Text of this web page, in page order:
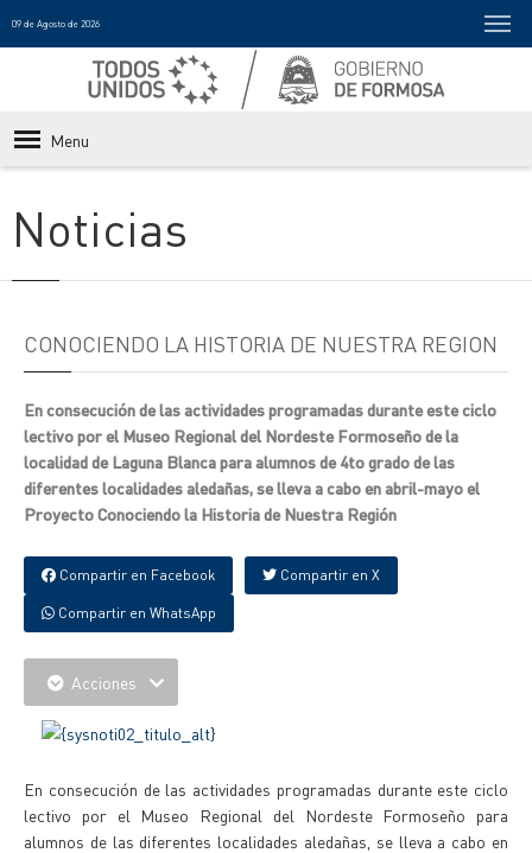
09 de Agosto de 2026
Menu
Noticias
CONOCIENDO LA HISTORIA DE NUESTRA REGION
En consecución de las actividades programadas durante este ciclo
lectivo por el Museo Regional del Nordeste Formoseño de la
localidad de Laguna Blanca para alumnos de 4to grado de las
diferentes localidades aledañas, se lleva a cabo en abril-mayo el
Proyecto Conociendo la Historia de Nuestra Región
Compartir en Facebook Compartir en X
Compartir en WhatsApp
Acciones
En consecución de las actividades programadas durante este ciclo
lectivo por el Museo Regional del Nordeste Formoseño para
alumnos de las diferentes localidades aledañas, se lleva a cabo en